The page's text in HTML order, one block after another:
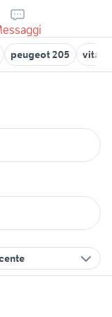
peugeot 205 vitara